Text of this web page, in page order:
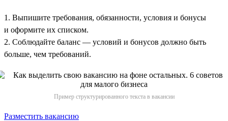
1. Выпишите требования, обязанности, условия и бонусы
и оформите их списком.
2. Соблюдайте баланс — условий и бонусов должно быть
больше, чем требований.
Пример структурированного текста в вакансии
Разместить вакансию